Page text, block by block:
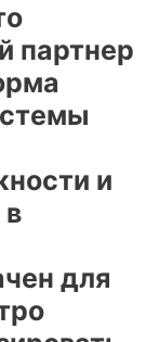
партнер
и
для